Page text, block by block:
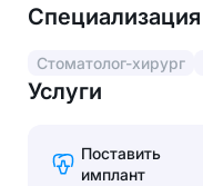
Специализация
Стоматолог-хирург
Услуги
Поставить
имплант